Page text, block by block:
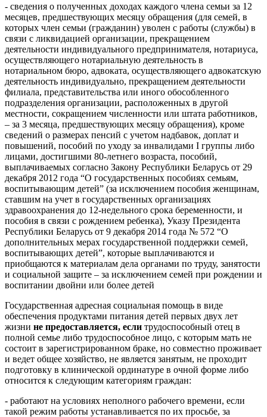
- сведения о полученных доходах каждого члена семьи за 12
месяцев, предшествующих месяцу обращения (для семей, в
которых член семьи (гражданин) уволен с работы (службы) в
связи с ликвидацией организации, прекращением
деятельности индивидуального предпринимателя, нотариуса,
осуществляющего нотариальную деятельность в
нотариальном бюро, адвоката, осуществляющего адвокатскую
деятельность индивидуально, прекращением деятельности
филиала, представительства или иного обособленного
подразделения организации, расположенных в другой
местности, сокращением численности или штата работников,
– за 3 месяца, предшествующих месяцу обращения), кроме
сведений о размерах пенсий с учетом надбавок, доплат и
повышений, пособий по уходу за инвалидами I группы либо
лицами, достигшими 80-летнего возраста, пособий,
выплачиваемых согласно Закону Республики Беларусь от 29
декабря 2012 года “О государственных пособиях семьям,
воспитывающим детей” (за исключением пособия женщинам,
ставшим на учет в государственных организациях
здравоохранения до 12-недельного срока беременности, и
пособия в связи с рождением ребенка), Указу Президента
Республики Беларусь от 9 декабря 2014 года № 572 “О
дополнительных мерах государственной поддержки семей,
воспитывающих детей”, которые выплачиваются и
приобщаются к материалам дела органами по труду, занятости
и социальной защите – за исключением семей при рождении и
воспитании двойни или более детей
Государственная адресная социальная помощь в виде
обеспечения продуктами питания детей первых двух лет
жизни не предоставляется, если трудоспособный отец в
полной семье либо трудоспособное лицо, с которым мать не
состоит в зарегистрированном браке, но совместно проживает
и ведет общее хозяйство, не является занятым, не проходит
подготовку в клинической ординатуре в очной форме либо
относится к следующим категориям граждан:
- работают на условиях неполного рабочего времени, если
такой режим работы устанавливается по их просьбе, за